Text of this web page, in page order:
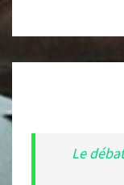
Le